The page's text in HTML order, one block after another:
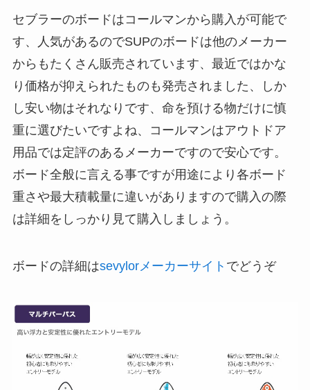
セブラーのボードはコールマンから購入が可能で
す、人気があるのでSUPのボードは他のメーカー
からもたくさん販売されています、最近ではかな
り価格が抑えられたものも発売されました、しか
し安い物はそれなりです、命を預ける物だけに慎
重に選びたいですよね、コールマンはアウトドア
用品では定評のあるメーカーですので安心です。
ボード全般に言える事ですが用途により各ボード
重さや最大積載量に違いがありますので購入の際
は詳細をしっかり見て購入しましょう。
ボードの詳細はsevylorメーカーサイト でどうぞ